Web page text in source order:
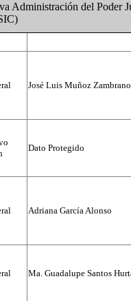
Administración del Poder
José Luis Muñoz Zambrano
Dato Protegido
Adriana García Alonso
Ma. Guadalupe Santos